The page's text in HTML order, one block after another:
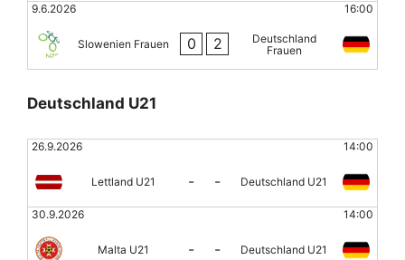
9.6.2026 16:00
Slowenien Frauen 0 2
Deutschland
Frauen
Deutschland U21
26.9.2026 14:00
Lettland U21 - - Deutschland U21
30.9.2026 14:00
Malta U21 - - Deutschland U21